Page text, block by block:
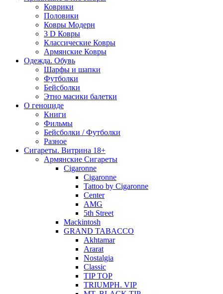
Коврики
Половики
Ковры Модерн
3 D Ковры
Классические Ковры
Армянские Ковры
Одежда. Обувь
Шарфы и шапки
Футболки
Бейсболки
Этно масики балетки
О геноциде
Книги
Фильмы
Бейсболки / Футболки
Разное
Сигареты. Витрина 18+
Армянские Сигареты
Cigaronne
Cigaronne
Tattoo by Cigaronne
Center
AMG
5th Street
Mackintosh
GRAND TABACCO
Akhtamar
Ararat
Nostalgia
Classic
TIP TOP
TRIUMPH. VIP